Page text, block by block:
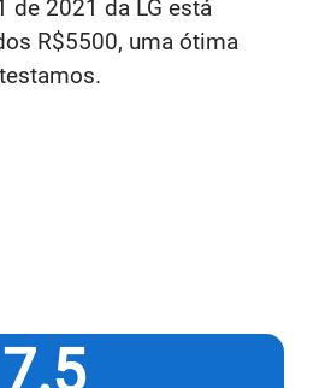
de 2021 da LG está
R$5500, uma ótima
7.5